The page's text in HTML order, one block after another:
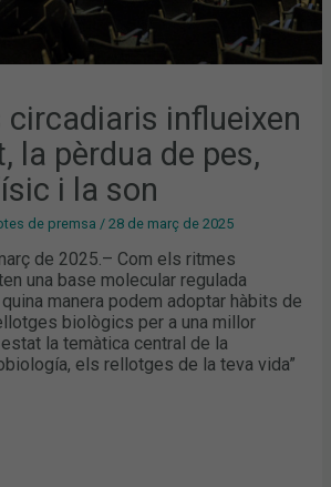
circadiaris influeixen
la pèrdua de pes,
i la son
de premsa /28 de març de 2025
de 2025.– Com els ritmes
una base molecular regulada
manera podem adoptar hàbits de
biològics per a una millor
la temàtica central de la
els rellotges de la teva vida”